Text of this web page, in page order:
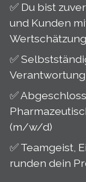
✅ Du bist
und Kunden
Wertschätzung
✅
✅
(m/w/d)
✅ Teamgeist,
runden dein